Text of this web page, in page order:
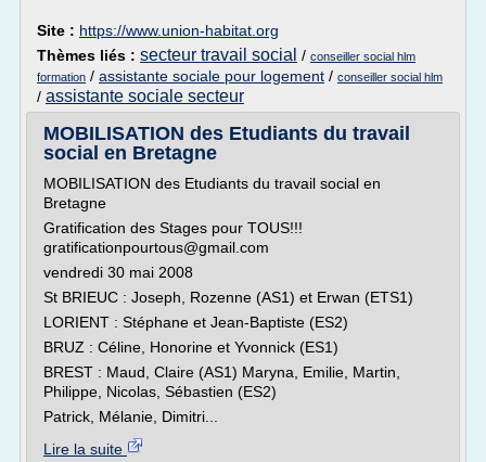
Site : https://www.union-habitat.org
Thèmes liés : secteur travail social / conseiller social hlm
formation / assistante sociale pour logement / conseiller social hlm
/ assistante sociale secteur
MOBILISATION des Etudiants du travail
social en Bretagne
MOBILISATION des Etudiants du travail social en
Bretagne
Gratification des Stages pour TOUS!!!
gratificationpourtous@gmail.com
vendredi 30 mai 2008
St BRIEUC : Joseph, Rozenne (AS1) et Erwan (ETS1)
LORIENT : Stéphane et Jean-Baptiste (ES2)
BRUZ : Céline, Honorine et Yvonnick (ES1)
BREST : Maud, Claire (AS1) Maryna, Emilie, Martin,
Philippe, Nicolas, Sébastien (ES2)
Patrick, Mélanie, Dimitri...
Lire la suite